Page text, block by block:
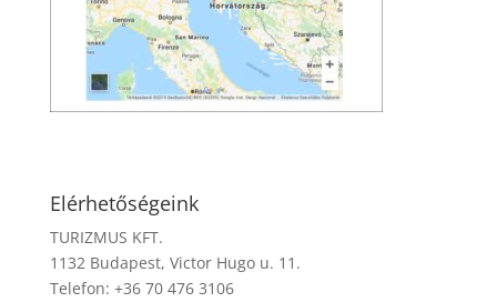
Elérhetőségeink
TURIZMUS KFT.
1132 Budapest, Victor Hugo u. 11.
Telefon: +36 70 476 3106